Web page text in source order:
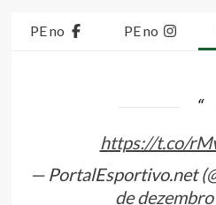
PE no PE no
https://t.co/
— PortalEsportivo.net
de